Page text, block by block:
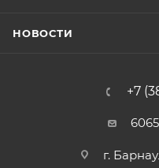
НОВОСТИ
+7
г.